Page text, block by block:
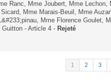
Ranc, Mme Joubert, Mme
Mme Marais-Beuil, Mme
Mme Florence Goulet,
- Article 4 - Rejeté
1 2 3